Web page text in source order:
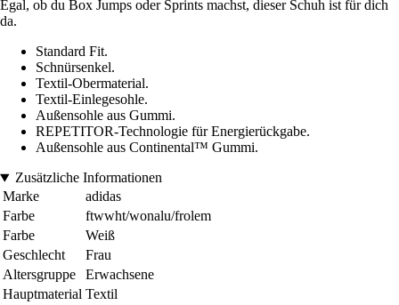
Egal, ob du Box Jumps oder Sprints machst, dieser Schuh ist für dich
da.
Standard Fit.
Schnürsenkel.
Textil-Obermaterial.
Textil-Einlegesohle.
Außensohle aus Gummi.
REPETITOR-Technologie für Energierückgabe.
Außensohle aus Continental™ Gummi.
Zusätzliche Informationen
Marke
adidas
Farbe
ftwwht/wonalu/frolem
Farbe
Weiß
Geschlecht
Frau
Altersgruppe
Erwachsene
Hauptmaterial Textil